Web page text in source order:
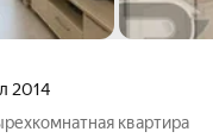
2014
квартира